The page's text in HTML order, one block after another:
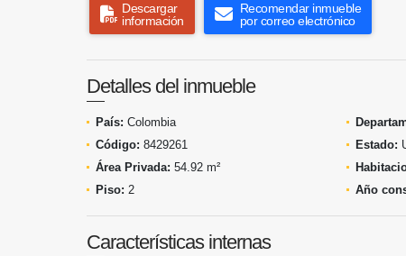
Descargar
información
Recomendar inmueble
por correo electrónico
Detalles del inmueble
País: Colombia
Código: 8429261 Estado:
Área Privada: 54.92 m²
Piso: 2 Año
Características internas